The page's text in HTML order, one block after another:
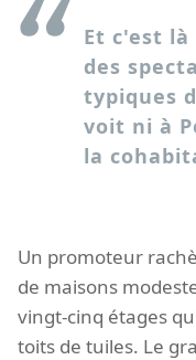
Et c'est
des
typiques
voit ni à
la
Un promoteur
de maisons
vingt-cinq étages
toits de tuiles. Le